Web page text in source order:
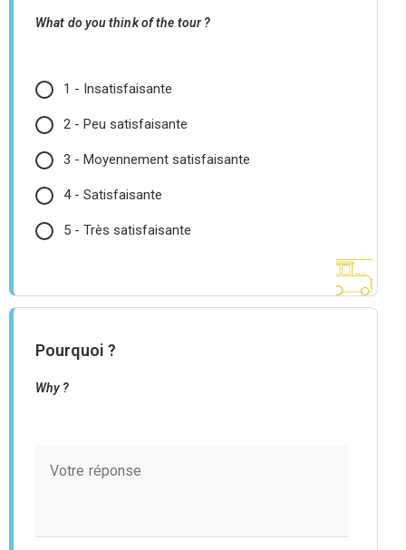
What do you think of the tour ?
1 - Insatisfaisante
2 - Peu satisfaisante
3 - Moyennement satisfaisante
4 - Satisfaisante
5 - Très satisfaisante
Pourquoi ?
Why ?